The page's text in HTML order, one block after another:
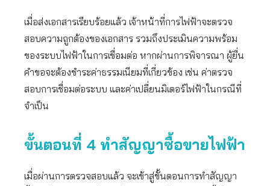
เมื่อส่งเอกสารเรียบร้อยแล้ว เจ้าหน้าที่การไฟฟ้าจะตรวจ
สอบความถูกต้องของเอกสาร รวมถึงประเมินความพร้อม
ของระบบไฟฟ้าในการเชื่อมต่อ หากผ่านการพิจารณา ผู้ยื่น
คำขอจะต้องชำระค่าธรรมเนียมที่เกี่ยวข้อง เช่น ค่าตรวจ
สอบการเชื่อมต่อระบบ และค่าเปลี่ยนมิเตอร์ไฟฟ้าในกรณีที่
จำเป็น
ขั้นตอนที่ 4 ทำสัญญาซื้อขายไฟฟ้า
เมื่อผ่านการตรวจสอบแล้ว จะเข้าสู่ขั้นตอนการทำสัญญา